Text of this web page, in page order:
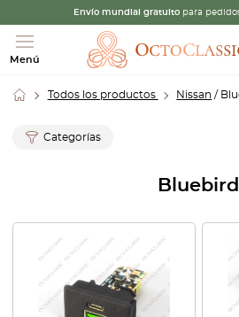
Envío mundial gratuito para
Menú
Todos los productos Nissan /
Categorías
Bluebird